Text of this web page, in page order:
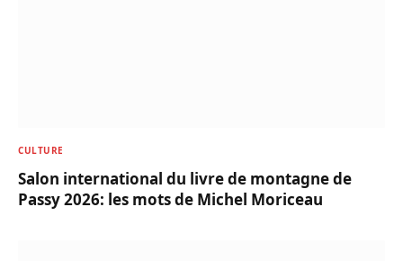
CULTURE
Salon international du livre de montagne de
Passy 2026: les mots de Michel Moriceau